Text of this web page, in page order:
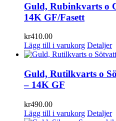
Guld, Rubinkvarts o
14K GF/Fasett
kr410.00
Lägg till i varukorg Detaljer
Guld, Rutilkvarts o
– 14K GF
kr490.00
Lägg till i varukorg Detaljer